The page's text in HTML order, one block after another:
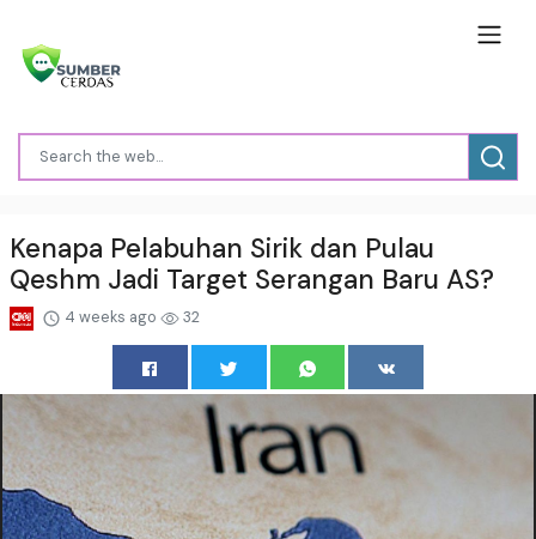
Kenapa Pelabuhan Sirik dan Pulau
Qeshm Jadi Target Serangan Baru AS?
4 weeks ago 32